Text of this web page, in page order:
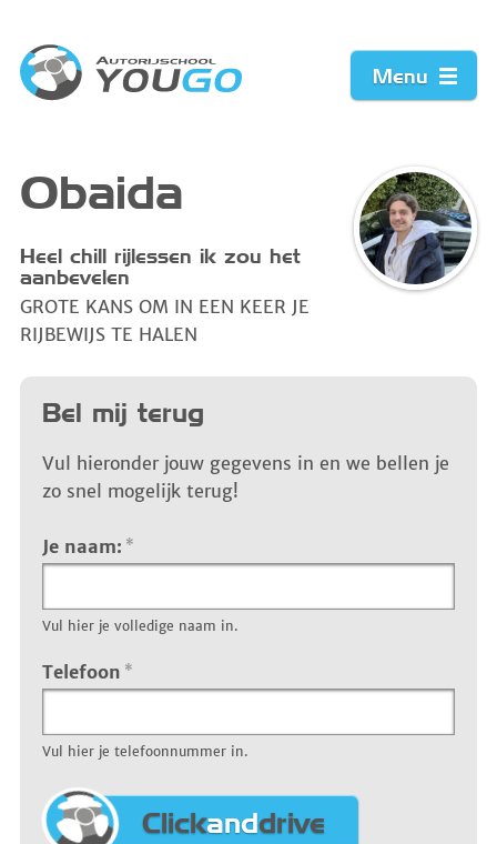
Menu
Werkwijze
Vacature
Contact
Obaida
Heel chill rijlessen ik zou het
aanbevelen
GROTE KANS OM IN EEN KEER JE
RIJBEWIJS TE HALEN
Bel mij terug
Vul hieronder jouw gegevens in en we bellen je
zo snel mogelijk terug!
Je naam: *
Vul hier je volledige naam in.
Telefoon *
Vul hier je telefoonnummer in.
Clickanddrive